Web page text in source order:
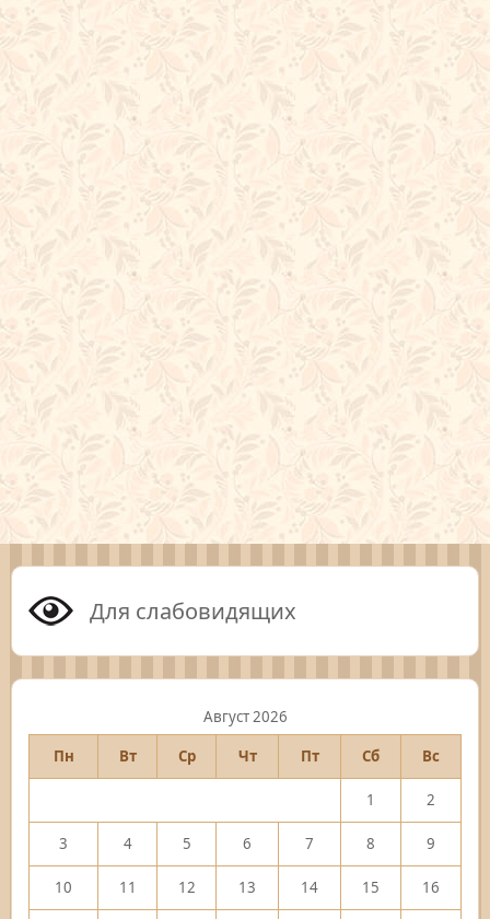
Для слабовидящих
Август 2026
Пн
Вт Ср Чт Пт Сб Вс
1 2
3 4 5 6 7 8 9
10 11 12 13 14 15 16